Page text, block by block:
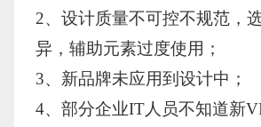
2、设计质量不可控不规范，
异，辅助元素过度使用；
3、新品牌未应用到设计中；
4、部分企业IT人员不知道新VI